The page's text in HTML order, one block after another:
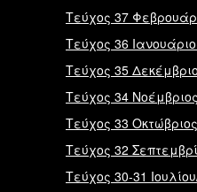
Τεύχος 37
Τεύχος 36
Τεύχος 35
Τεύχος 34
Τεύχος 33
Τεύχος 32
Τεύχος 30-31